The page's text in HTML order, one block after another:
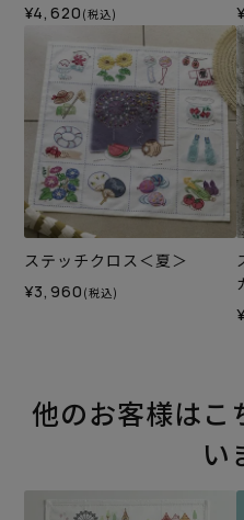
¥4,620 (税込)
ステッチクロス＜夏＞
¥3,960 (税込)
他のお客様はこ
い